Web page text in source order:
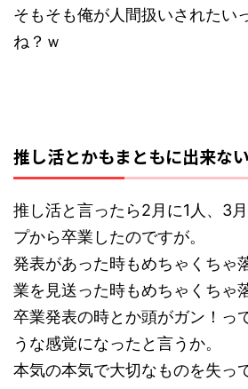
そもそも俺が人間扱いされたい
ね？ｗ
推し活とかもまともに出来ない
推し活と言ったら2月に1人、3
プから卒業したのですが。
発表があった時もめちゃくちゃ
業を見送った時もめちゃくちゃ
卒業発表の時とか頭がガン！っ
うな感覚になったと言うか。
本気の本気で大切なものを失っ